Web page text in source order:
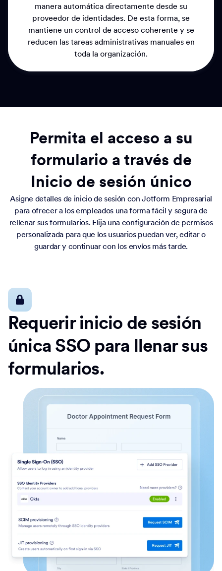
manera automática directamente desde su
proveedor de identidades. De esta forma, se
mantiene un control de acceso coherente y se
reducen las tareas administrativas manuales en
toda la organización.
Permita el acceso a su
formulario a través de
Inicio de sesión único
Asigne detalles de inicio de sesión con Jotform Empresarial
para ofrecer a los empleados una forma fácil y segura de
rellenar sus formularios. Elija una configuración de permisos
personalizada para que los usuarios puedan ver, editar o
guardar y continuar con los envíos más tarde.
Requerir inicio de sesión
única SSO para llenar sus
formularios.